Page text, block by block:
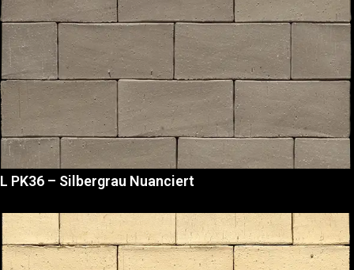
L PK36 – Silbergrau Nuanciert